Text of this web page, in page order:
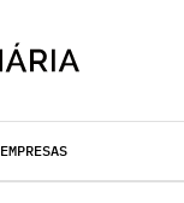
EMPRESAS